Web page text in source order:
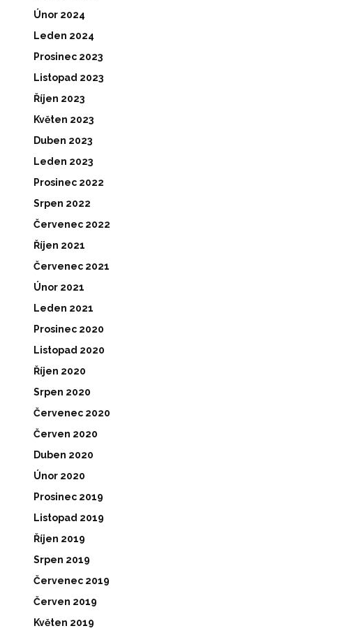
Únor 2024
Leden 2024
Prosinec 2023
Listopad 2023
Říjen 2023
Květen 2023
Duben 2023
Leden 2023
Prosinec 2022
Srpen 2022
Červenec 2022
Říjen 2021
Červenec 2021
Únor 2021
Leden 2021
Prosinec 2020
Listopad 2020
Říjen 2020
Srpen 2020
Červenec 2020
Červen 2020
Duben 2020
Únor 2020
Prosinec 2019
Listopad 2019
Říjen 2019
Srpen 2019
Červenec 2019
Červen 2019
Květen 2019